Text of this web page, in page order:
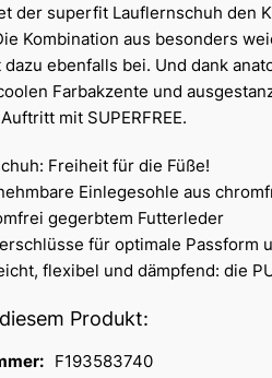
der superfit Lauflernschuh den
Kombination aus besonders
ebenfalls bei. Und dank
Farbakzente und
mit SUPERFREE.
Freiheit für die Füße!
Einlegesohle aus
gegerbtem Futterleder
für optimale Passform
flexibel und dämpfend: die
Produkt:
F193583740